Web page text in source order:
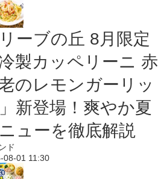
ーブの丘 8月限定
冷製カッペリーニ 赤
のレモンガーリッ
新登場！爽やか夏
ューを徹底解説
ド
08-01 11:30